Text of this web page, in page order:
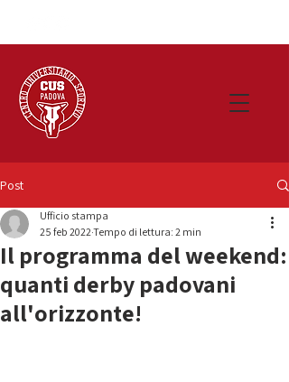
Post
Il programma del weekend:
quanti derby padovani
all'orizzonte!
Ufficio stampa
25 feb 2022Tempo di lettura: 2 min